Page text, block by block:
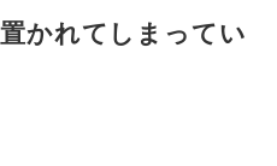
かれてしまってい